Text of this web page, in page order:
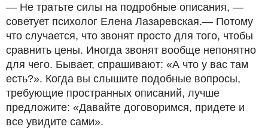
— Не тратьте силы на подробные описания, —
советует психолог Елена Лазаревская.— Потому
что случается, что звонят просто для того, чтобы
сравнить цены. Иногда звонят вообще непонятно
для чего. Бывает, спрашивают: «А что у вас там
есть?». Когда вы слышите подобные вопросы,
требующие пространных описаний, лучше
предложите: «Давайте договоримся, придете и
все увидите сами».